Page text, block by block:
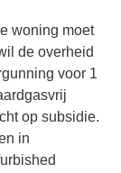
woning moet
de overheid
voor 1
op subsidie.
in